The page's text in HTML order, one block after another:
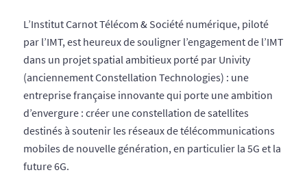
L’Institut Carnot Télécom & Société numérique, piloté
par l’IMT, est heureux de souligner l’engagement de l’IMT
dans un projet spatial ambitieux porté par Univity
(anciennement Constellation Technologies) : une
entreprise française innovante qui porte une ambition
d’envergure : créer une constellation de satellites
destinés à soutenir les réseaux de télécommunications
mobiles de nouvelle génération, en particulier la 5G et la
future 6G.